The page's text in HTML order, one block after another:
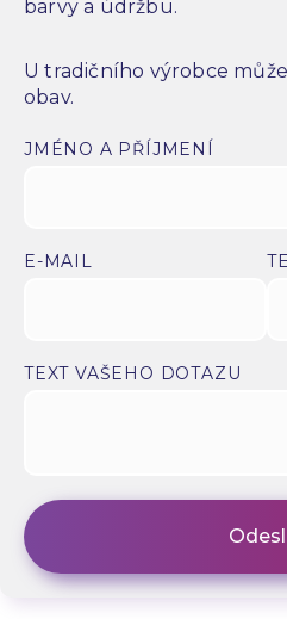
barvy a údržbu.
U tradičního výrobce
obav.
JMÉNO A PŘÍJMENÍ
E-MAIL
TEXT VAŠEHO DOTAZU